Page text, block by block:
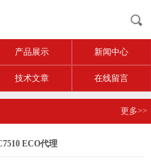
产品展示 新闻中心
技术文章 在线留言
更多>>
ECO代理